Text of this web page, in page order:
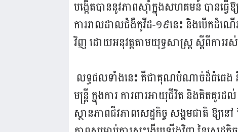
បង្កើតបាននូវភាពស៊ាំក្នុងសហគមន៍ បានធ្វើ
ការរាលដាលជំងឺកូវីដ-១៩នេះ និងបើកដំណើរ
វិញ ដោយអនុវត្តតាមយុទ្ធសាស្ត្រ ស្តីពីការរ
លទ្ធផលទាំងនេះ គឺជាគុណបំណាច់ដ៏ធំធេង និ
មន្ត្រី ក្នុងការ ការពារអាយុជីវិត និងគិតគូ
ស្ថានភាពជីវភាពសេដ្ឋកិច្ច សង្គមជាតិ ឱ្យន